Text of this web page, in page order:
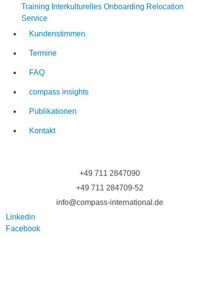
Training Interkulturelles Onboarding Relocation
Service
Kundenstimmen
Termine
FAQ
compass insights
Publikationen
Kontakt
+49 711 2847090
+49 711 284709-52
info@compass-international.de
Linkedin
Facebook